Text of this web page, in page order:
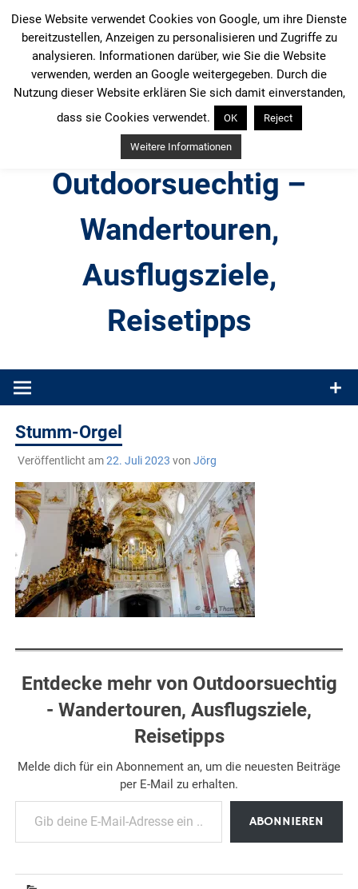
Inhalt
springen
Outdoorsuechtig –
Wandertouren,
Ausflugsziele,
Reisetipps
Produkttests und Buchrezensionen. Ein Blog für alle, die gern
Stumm-Orgel
Veröffentlicht am22. Juli 2023 von Jörg
Entdecke mehr von Outdoorsuechtig
- Wandertouren, Ausflugsziele,
Reisetipps
Melde dich für ein Abonnement an, um die neuesten Beiträge
per E-Mail zu erhalten.
Gib deine E-Mail-Adresse ein ...
ABONNIEREN
Diese Website verwendet Cookies von Google, um ihre Dienste
bereitzustellen, Anzeigen zu personalisieren und Zugriffe zu
analysieren. Informationen darüber, wie Sie die Website
verwenden, werden an Google weitergegeben. Durch die
Nutzung dieser Website erklären Sie sich damit einverstanden,
dass sie Cookies verwendet.
OK Reject
Weitere Informationen